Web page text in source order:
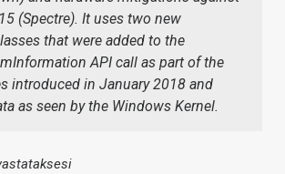
(Spectre). It uses two new
that were added to the
API call as part of the
introduced in January 2018 and
as seen by the Windows Kernel.